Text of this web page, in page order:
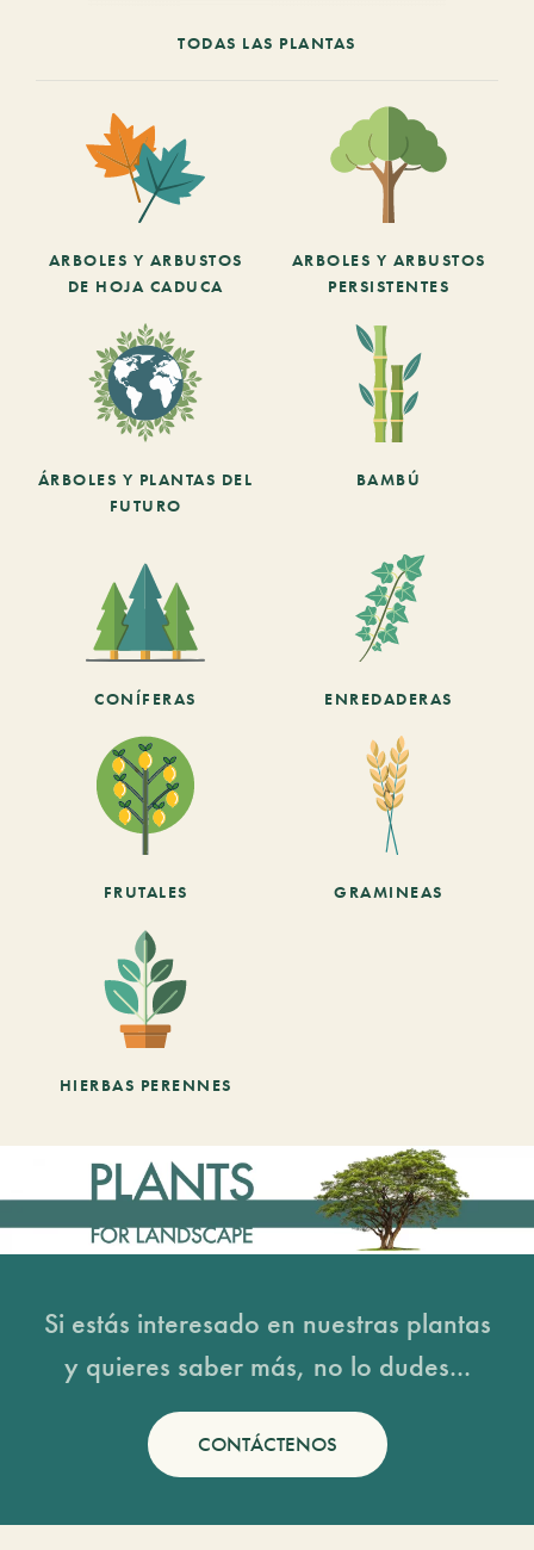
TODAS LAS PLANTAS
ARBOLES Y ARBUSTOS
DE HOJA CADUCA
ARBOLES Y ARBUSTOS
PERSISTENTES
ÁRBOLES Y PLANTAS DEL
FUTURO
BAMBÚ
CONÍFERAS ENREDADERAS
FRUTALES GRAMINEAS
HIERBAS PERENNES
Si estás interesado en nuestras plantas
y quieres saber más, no lo dudes...
CONTÁCTENOS